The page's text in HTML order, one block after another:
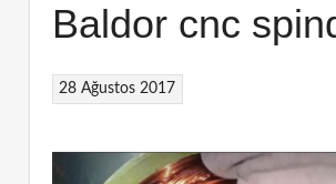
Baldor cnc
28 Ağustos 2017